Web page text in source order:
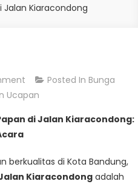
Jalan Kiaracondong
On
Jual
Papan
Jalan
Kiaracondong
Posted In Bunga
Ucapan
di Jalan Kiaracondong:
berkualitas di Kota Bandung,
Kiaracondong adalah